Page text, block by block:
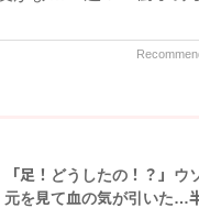
「足！どうしたの！？」
元を見て血の気が引いた…